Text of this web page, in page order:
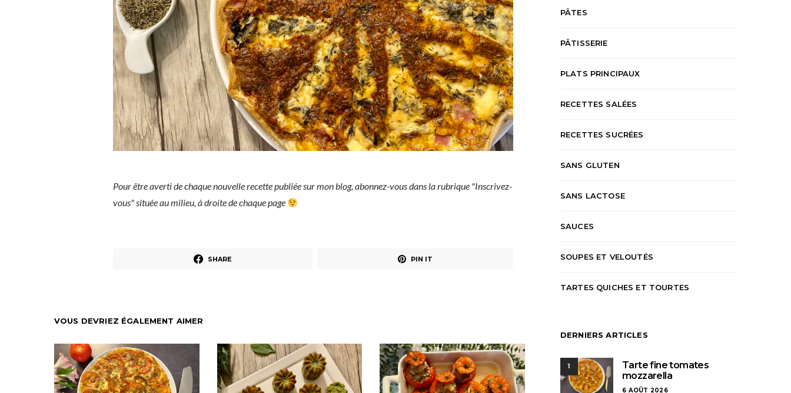
Pour être averti de chaque nouvelle recette publiée sur mon blog, abonnez-vous dans la rubrique "Inscrivez-
vous" située au milieu, à droite de chaque page
SHARE PIN IT
VOUS DEVRIEZ ÉGALEMENT AIMER
PÂTES
PÂTISSERIE
PLATS PRINCIPAUX
RECETTES SALÉES
RECETTES SUCRÉES
SANS GLUTEN
SANS LACTOSE
SAUCES
SOUPES ET VELOUTÉS
TARTES QUICHES ET TOURTES
DERNIERS ARTICLES
1
Tarte fine tomates
mozzarella
6 AOÛT 2026